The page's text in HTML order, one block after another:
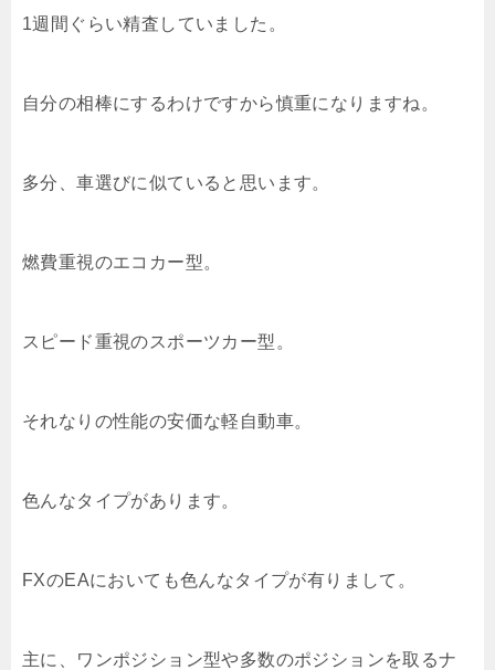
1週間ぐらい精査していました。
自分の相棒にするわけですから慎重になりますね。
多分、車選びに似ていると思います。
燃費重視のエコカー型。
スピード重視のスポーツカー型。
それなりの性能の安価な軽自動車。
色んなタイプがあります。
FXのEAにおいても色んなタイプが有りまして。
主に、ワンポジション型や多数のポジションを取るナ